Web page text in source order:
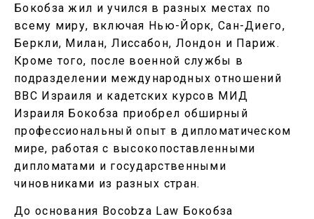
Бокобза жил и учился в разных местах по
всему миру, включая Нью-Йорк, Сан-Диего,
Беркли, Милан, Лиссабон, Лондон и Париж.
Кроме того, после военной службы в
подразделении международных отношений
ВВС Израиля и кадетских курсов МИД
Израиля Бокобза приобрел обширный
профессиональный опыт в дипломатическом
мире, работая с высокопоставленными
дипломатами и государственными
чиновниками из разных стран.
До основания Bocobza Law Бокобза